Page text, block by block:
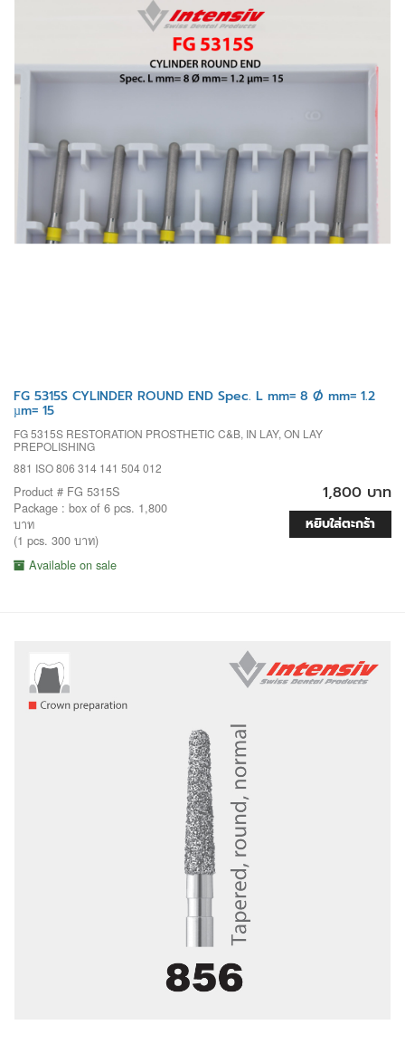
FG 5315S CYLINDER ROUND END Spec. L mm= 8 Ø mm= 1.2
µm= 15
FG 5315S RESTORATION PROSTHETIC C&B, IN LAY, ON LAY
PREPOLISHING
881 ISO 806 314 141 504 012
Product # FG 5315S
Package : box of 6 pcs. 1,800
บาท
(1 pcs. 300 บาท)
Available on sale
1,800 บาท
หยิบใส่ตะกร้า